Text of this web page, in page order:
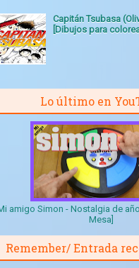
Capitán Tsubasa
[Dibujos para
Lo último en
amigo Simon - Nostalgia de
Mesa]
Remember/ Entrada